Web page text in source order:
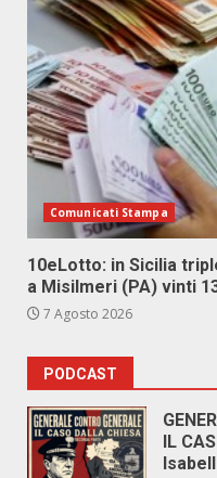
Comunicati Stampa
10eLotto: in Sicilia
a Misilmeri (PA) vinti
7 Agosto 2026
PODCAST
IL